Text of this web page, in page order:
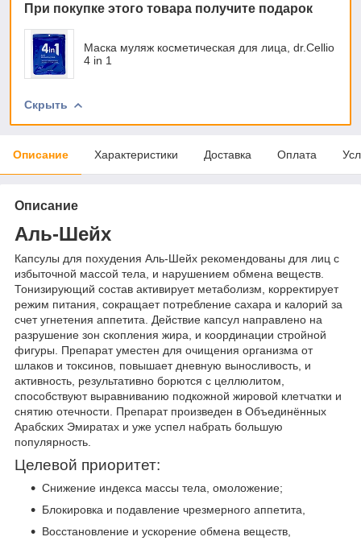
При покупке этого товара получите подарок
Маска муляж косметическая для лица, dr.Cellio
4 in 1
Скрыть
Описание Характеристики Доставка Оплата
Описание
Аль-Шейх
Капсулы для похудения Аль-Шейх рекомендованы для лиц с
избыточной массой тела, и нарушением обмена веществ.
Тонизирующий состав активирует метаболизм, корректирует
режим питания, сокращает потребление сахара и калорий за
счет угнетения аппетита. Действие капсул направлено на
разрушение зон скопления жира, и координации стройной
фигуры. Препарат уместен для очищения организма от
шлаков и токсинов, повышает дневную выносливость, и
активность, результативно борются с целлюлитом,
способствуют выравниванию подкожной жировой клетчатки и
снятию отечности. Препарат произведен в Объединённых
Арабских Эмиратах и уже успел набрать большую
популярность.
Целевой приоритет:
Снижение индекса массы тела, омоложение;
Блокировка и подавление чрезмерного аппетита,
Восстановление и ускорение обмена веществ,